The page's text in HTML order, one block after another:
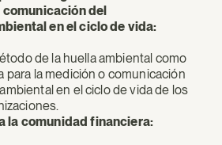
del
en el ciclo de vida:
de la huella ambiental como
para la medición o comunicación
en el ciclo de vida de los
la comunidad financiera: